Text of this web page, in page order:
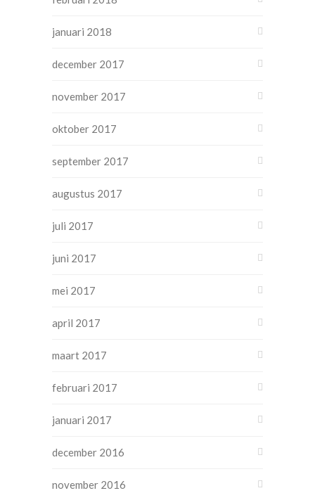
januari 2018
december 2017
november 2017
oktober 2017
september 2017
augustus 2017
juli 2017
juni 2017
mei 2017
april 2017
maart 2017
februari 2017
januari 2017
december 2016
november 2016